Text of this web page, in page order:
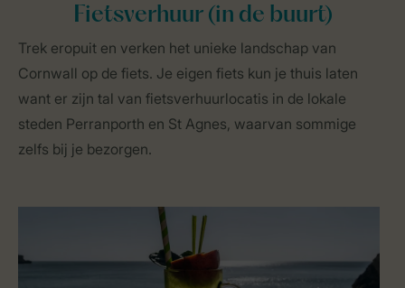
Fietsverhuur (in de buurt)
Trek eropuit en verken het unieke landschap van
Cornwall op de fiets. Je eigen fiets kun je thuis laten
want er zijn tal van fietsverhuurlocatis in de lokale
steden Perranporth en St Agnes, waarvan sommige
zelfs bij je bezorgen.